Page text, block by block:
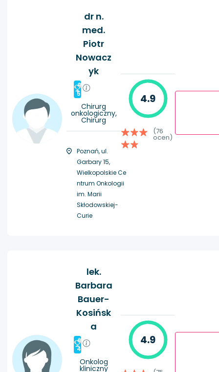
dr n.
med.
Piotr
Nowacz
yk
#
5
Chirurg
onkologiczny,
Chirurg
Poznań, ul.
Garbary 15,
Wielkopolskie Ce
ntrum Onkologii
im. Marii
Skłodowskiej-
Curie
4.9
(76
ocen)
lek.
Barbara
Bauer-
Kosińsk
a
#
4
Onkolog
kliniczny
4.9